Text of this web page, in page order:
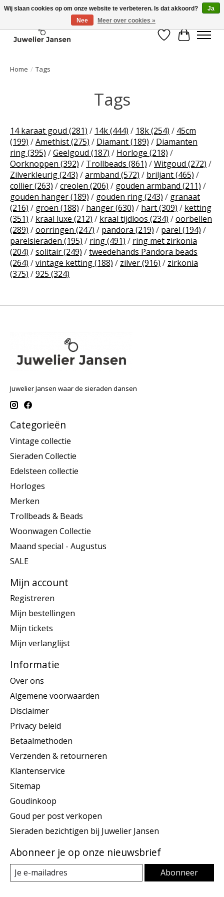
Verlanglijst
Home / Tags
Tags
14 karaat goud (281) / 14k(444) / 18k(254) / 45cm
(199) /Amethist(275) / Diamant(189) / Diamanten
ring(395) /Geelgoud (187) / Horloge (218) /
Oorknoppen (392) / Trollbeads (861) /Witgoud (272) /
Zilverkleurig(243) /armband (572) / briljant(465) /
collier(263) /creolen (206) / gouden armband (211) /
gouden hanger(189) / gouden ring(243) / granaat
(216) / groen (188) / hanger(630) / hart(309) / ketting
(351) / kraal luxe (212) / kraal tijdloos (234) /oorbellen
(289) /oorringen (247) / pandora (219) / parel (194) /
parelsieraden (195) / ring(491) / ring met zirkonia
(204) /solitair(249) /tweedehands Pandora beads
(264) /vintage ketting(188) / zilver(916) / zirkonia
(375) /925 (324)
Juwelier Jansen waar de sieraden dansen
Categorieën
Vintage collectie
Sieraden Collectie
Edelsteen collectie
Horloges
Merken
Trollbeads & Beads
Woonwagen Collectie
Maand special - Augustus
SALE
Mijn account
Registreren
Mijn bestellingen
Mijn tickets
Mijn verlanglijst
Informatie
Over ons
Algemene voorwaarden
Disclaimer
Privacy beleid
Betaalmethoden
Verzenden & retourneren
Klantenservice
Sitemap
Goudinkoop
Goud per post verkopen
Sieraden bezichtigen bij Juwelier Jansen
Abonneer je op onze nieuwsbrief
Abonneer
Wij slaan cookies op om onze website te verbeteren. Is dat akkoord?
Ja
Nee
Meer over cookies »